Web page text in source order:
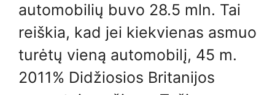
automobilių buvo 28.5 mln. Tai
reiškia, kad jei kiekvienas asmuo
turėtų vieną automobilį, 45 m.
2011% Didžiosios Britanijos